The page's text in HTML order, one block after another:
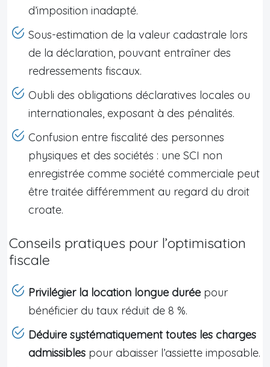
d’imposition inadapté.
Sous-estimation de la valeur cadastrale lors
de la déclaration, pouvant entraîner des
redressements fiscaux.
Oubli des obligations déclaratives locales ou
internationales, exposant à des pénalités.
Confusion entre fiscalité des personnes
physiques et des sociétés : une SCI non
enregistrée comme société commerciale peut
être traitée différemment au regard du droit
croate.
Conseils pratiques pour l’optimisation
fiscale
Privilégier la location longue durée pour
bénéficier du taux réduit de 8 %.
Déduire systématiquement toutes les charges
admissibles pour abaisser l’assiette imposable.